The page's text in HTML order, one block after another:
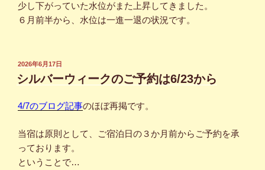
少し下がっていた水位がまた上昇してきました。
６月前半から、水位は一進一退の状況です。
投
稿
日:
2026年6月17日
シルバーウィークのご予約は6/23から
4/7のブログ記事のほぼ再掲です。
当宿は原則として、ご宿泊日の３か月前からご予約を承
っております。
ということで…